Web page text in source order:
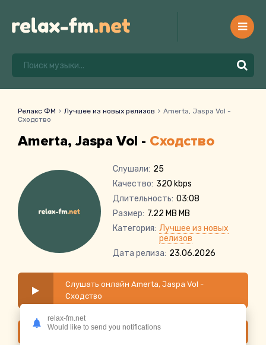
Релакс ФМ Лучшее из новых релизов
Amerta, Jaspa Vol -
Сходство
Amerta, Jaspa Vol - Сходство
Слушали: 25
Качество: 320 kbps
Длительность: 03:08
Размер: 7.22 MB MB
Категория: Лучшее из новых
релизов
Дата релиза: 23.06.2026
Слушать онлайн Amerta, Jaspa Vol -
Сходство
Скачать
relax-fm.net
Would like to send you notifications